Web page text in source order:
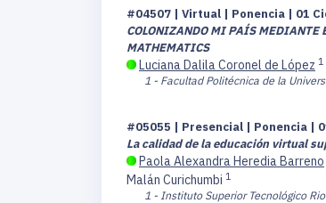
#04507 | Virtual | Ponencia | 01
COLONIZANDO MI PAÍS MEDIANTE
MATHEMATICS
Luciana Dalila Coronel de López 1
1 - Facultad Politécnica de la
#05055 | Presencial | Ponencia |
La calidad de la educación virtual
Paola Alexandra Heredia Barreno
Malán Curichumbi 1
1 - Instituto Superior Tecnológico